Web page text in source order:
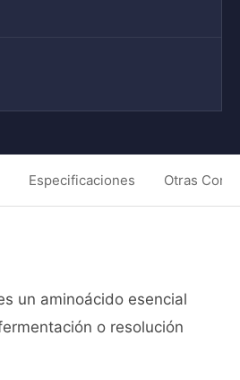
Especificaciones Otras
un aminoácido esencial
o resolución